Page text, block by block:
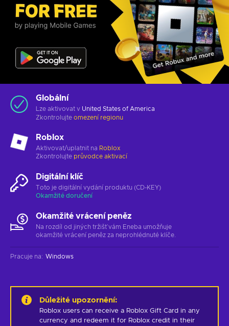
Globální
Lze aktivovat v United States of America
Zkontrolujte omezení regionu
Roblox
Aktivovat/uplatnit na Roblox
Zkontrolujte průvodce aktivací
Digitální klíč
Toto je digitální vydání produktu (CD-KEY)
Okamžité doručení
Okamžité vrácení peněz
Na rozdíl od jiných tržišť vám Eneba umožňuje
okamžité vrácení peněz za neprohlédnuté klíče.
Pracuje na: Windows
Důležité upozornění:
Roblox users can receive a Roblox Gift Card in any
currency and redeem it for Roblox credit in their